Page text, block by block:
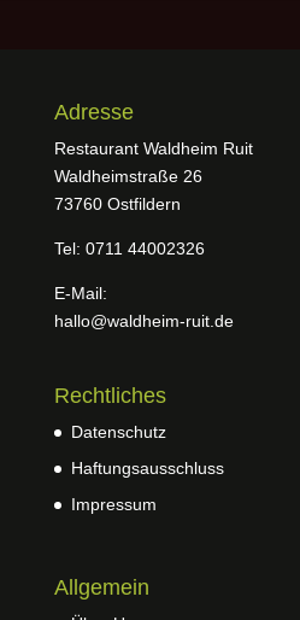
Adresse
Restaurant Waldheim Ruit
Waldheimstraße 26
73760 Ostfildern
Tel: 0711 44002326
E-Mail:
hallo@waldheim-ruit.de
Rechtliches
Datenschutz
Haftungsausschluss
Impressum
Allgemein